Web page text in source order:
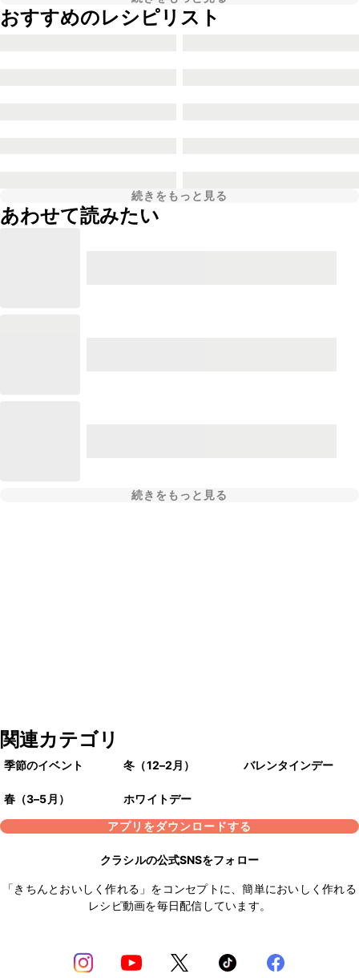
おすすめのレシピリスト
続きをもっと見る
あわせて読みたい
続きをもっと見る
関連カテゴリ
季節のイベント 冬（12–2月） バレンタインデー
春（3–5月）
ホワイトデー
アプリをダウンロードする
クラシルの公式SNSをフォロー
「きちんとおいしく作れる」をコンセプトに、簡単においしく作れる
レシピ動画を毎日配信しています。